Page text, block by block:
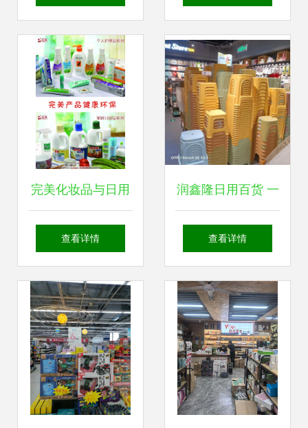
完美化妆品与日用
百货的视觉美学 图
查看详情
润鑫隆日用百货 一
站式购物新体验
查看详情